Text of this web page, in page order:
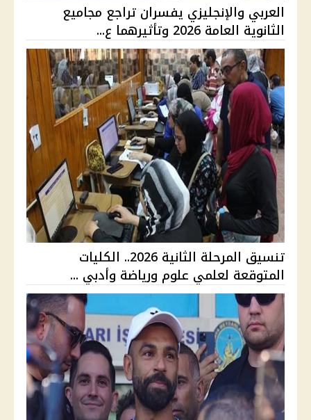
العربي والإنجليزي يفسران تراجع مجاميع
الثانوية العامة 2026 وتأثيرهما ع...
تنسيق المرحلة الثانية 2026.. الكليات
المتوقعة لعلمي علوم ورياضة وأدبي ...